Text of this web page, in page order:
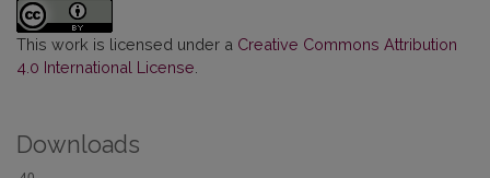
This work is licensed under a Creative Commons Attribution
4.0 International License.
Downloads